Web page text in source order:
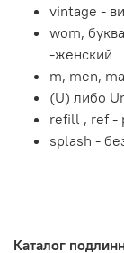
vintage -
wom,
-женский
m, men,
(U) либо
refill , ref -
splash -
Каталог